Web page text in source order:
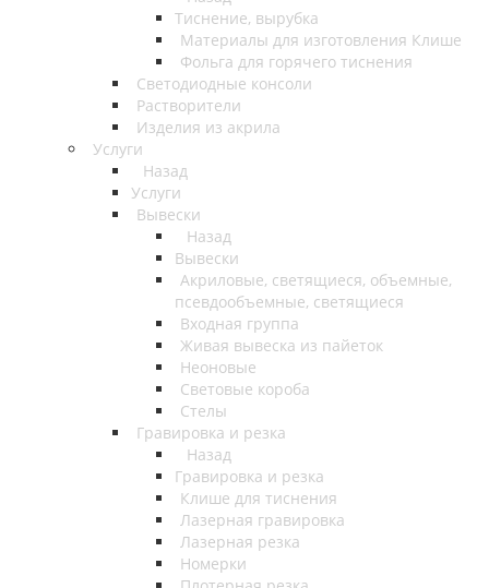
Тиснение, вырубка
Материалы для изготовления Клише
Фольга для горячего тиснения
Светодиодные консоли
Растворители
Изделия из акрила
Услуги
Назад
Услуги
Вывески
Назад
Вывески
Акриловые, светящиеся, объемные,
псевдообъемные, светящиеся
Входная группа
Живая вывеска из пайеток
Неоновые
Световые короба
Стелы
Гравировка и резка
Назад
Гравировка и резка
Клише для тиснения
Лазерная гравировка
Лазерная резка
Номерки